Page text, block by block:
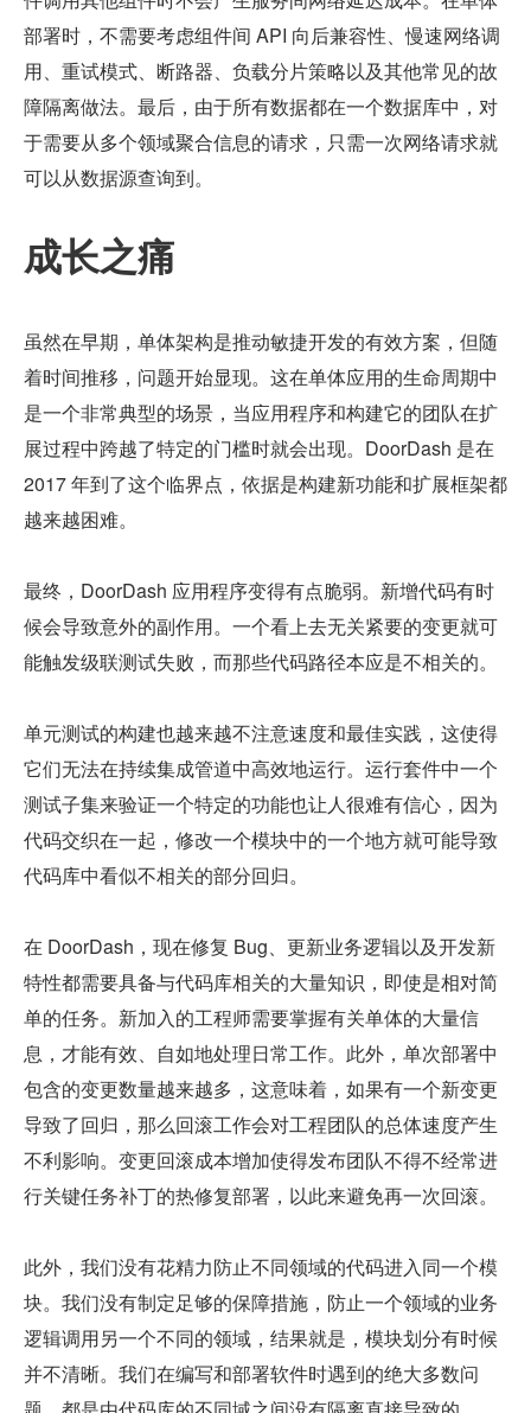
部署时，不需要考虑组件间 API 向后兼容性、慢速网络调
用、重试模式、断路器、负载分片策略以及其他常见的故
障隔离做法。最后，由于所有数据都在一个数据库中，对
于需要从多个领域聚合信息的请求，只需一次网络请求就
可以从数据源查询到。
成长之痛
虽然在早期，单体架构是推动敏捷开发的有效方案，但随
着时间推移，问题开始显现。这在单体应用的生命周期中
是一个非常典型的场景，当应用程序和构建它的团队在扩
展过程中跨越了特定的门槛时就会出现。DoorDash 是在
2017 年到了这个临界点，依据是构建新功能和扩展框架都
越来越困难。
最终，DoorDash 应用程序变得有点脆弱。新增代码有时
候会导致意外的副作用。一个看上去无关紧要的变更就可
能触发级联测试失败，而那些代码路径本应是不相关的。
单元测试的构建也越来越不注意速度和最佳实践，这使得
它们无法在持续集成管道中高效地运行。运行套件中一个
测试子集来验证一个特定的功能也让人很难有信心，因为
代码交织在一起，修改一个模块中的一个地方就可能导致
代码库中看似不相关的部分回归。
在 DoorDash，现在修复 Bug、更新业务逻辑以及开发新
特性都需要具备与代码库相关的大量知识，即使是相对简
单的任务。新加入的工程师需要掌握有关单体的大量信
息，才能有效、自如地处理日常工作。此外，单次部署中
包含的变更数量越来越多，这意味着，如果有一个新变更
导致了回归，那么回滚工作会对工程团队的总体速度产生
不利影响。变更回滚成本增加使得发布团队不得不经常进
行关键任务补丁的热修复部署，以此来避免再一次回滚。
此外，我们没有花精力防止不同领域的代码进入同一个模
块。我们没有制定足够的保障措施，防止一个领域的业务
逻辑调用另一个不同的领域，结果就是，模块划分有时候
并不清晰。我们在编写和部署软件时遇到的绝大多数问